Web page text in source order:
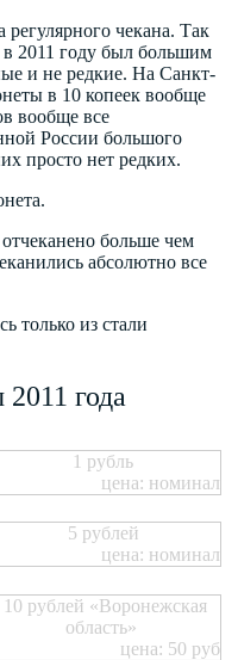
регулярного чекана. Так
в 2011 году был большим
и не редкие. На Санкт-
в 10 копеек вообще
вообще все
России большого
просто нет редких.
больше чем
абсолютно все
только из стали
года
1 рубль
цена: номинал
5 рублей
цена: номинал
10 рублей «Воронежская
область»
цена: 50 руб